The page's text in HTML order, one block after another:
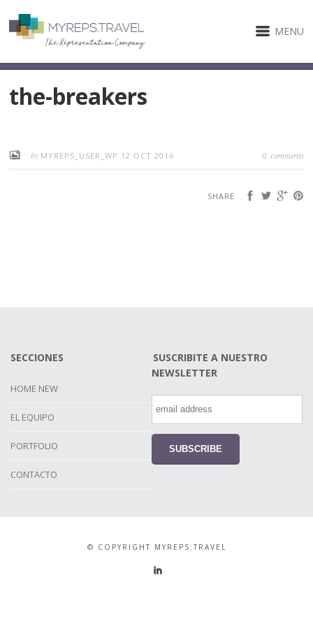
MENU
the-breakers
by MYREPS_USER_WP 12 OCT 2016 0 comments
SHARE
SECCIONES
HOME NEW
EL EQUIPO
PORTFOLIO
CONTACTO
SUSCRIBITE A NUESTRO
NEWSLETTER
© COPYRIGHT MYREPS.TRAVEL